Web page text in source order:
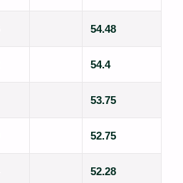
54.48
54.4
53.75
52.75
52.28